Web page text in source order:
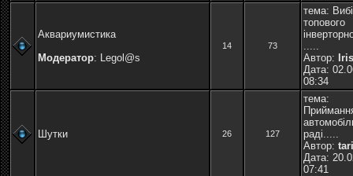
Аквариумистика
Модератор: Legol@s
14 73
тема:
топового
.....
Автор:
Дата:
08:34
Шутки 26 127
тема:
раді.....
Автор:
Дата:
07:41